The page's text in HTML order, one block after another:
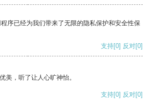
序已经为我们带来了无限的隐私保护和安全性保
支持[0] 反对[0]
美，听了让人心旷神怡。
支持[0] 反对[0]